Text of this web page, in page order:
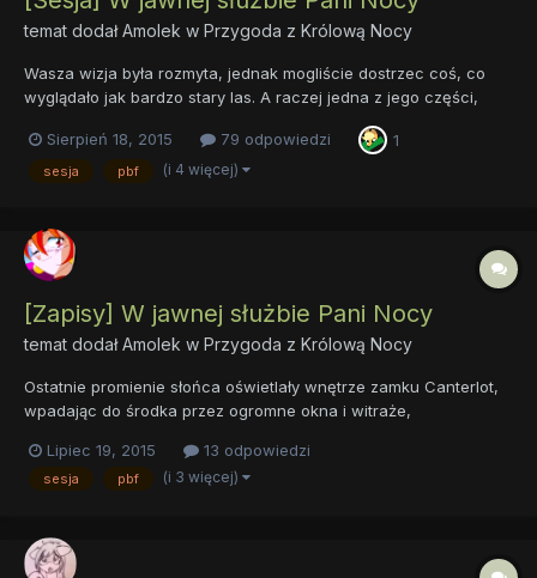
temat dodałAmolek w Przygoda z Królową Nocy
Wasza wizja była rozmyta, jednak mogliście dostrzec coś, co
wyglądało jak bardzo stary las. A raczej jedna z jego części,
łańcuch górski. Obraz nie utrzymywał się długo i powoli
wracaliście do rzeczywistości. Pierwszym odczuciem był chłód...
Sierpień 18, 2015 79 odpowiedzi 1
sesja pbf (i 4 więcej)
[Zapisy] W jawnej służbie Pani Nocy
temat dodałAmolek w Przygoda z Królową Nocy
Ostatnie promienie słońca oświetlały wnętrze zamku Canterlot,
wpadając do środka przez ogromne okna i witraże,
Zdobione kolumny, marmurowe płyty i wszelkiej maści
pozłacane detale robiły ogromne wrażenie na dosyć nietypowej
Lipiec 19, 2015 13 odpowiedzi
sesja pbf (i 3 więcej)